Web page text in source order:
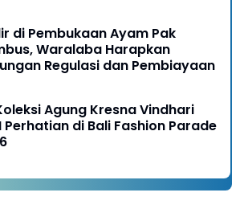
di Pembukaan Ayam Pak
Waralaba Harapkan
Regulasi dan Pembiayaan
Agung Kresna Vindhari
Perhatian di Bali Fashion Parade